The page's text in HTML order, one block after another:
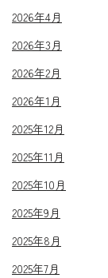
2026年4月
2026年3月
2026年2月
2026年1月
2025年12月
2025年11月
2025年10月
2025年9月
2025年8月
2025年7月